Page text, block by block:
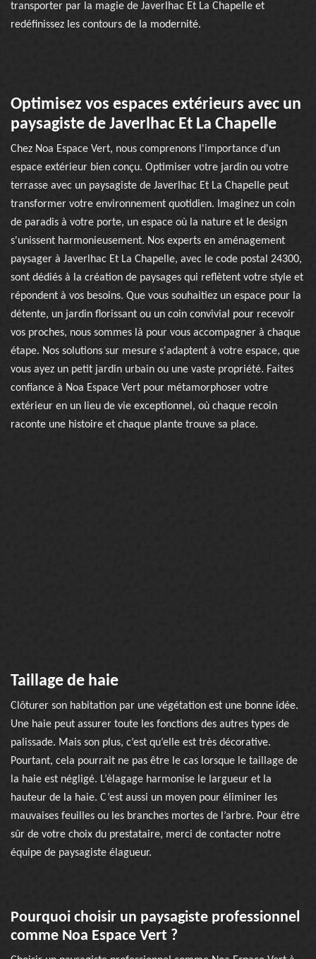
transporter par la magie de Javerlhac Et La Chapelle et
redéfinissez les contours de la modernité.
Optimisez vos espaces extérieurs avec un
paysagiste de Javerlhac Et La Chapelle
Chez Noa Espace Vert, nous comprenons l'importance d'un
espace extérieur bien conçu. Optimiser votre jardin ou votre
terrasse avec un paysagiste de Javerlhac Et La Chapelle peut
transformer votre environnement quotidien. Imaginez un coin
de paradis à votre porte, un espace où la nature et le design
s'unissent harmonieusement. Nos experts en aménagement
paysager à Javerlhac Et La Chapelle, avec le code postal 24300,
sont dédiés à la création de paysages qui reflètent votre style et
répondent à vos besoins. Que vous souhaitiez un espace pour la
détente, un jardin florissant ou un coin convivial pour recevoir
vos proches, nous sommes là pour vous accompagner à chaque
étape. Nos solutions sur mesure s'adaptent à votre espace, que
vous ayez un petit jardin urbain ou une vaste propriété. Faites
confiance à Noa Espace Vert pour métamorphoser votre
extérieur en un lieu de vie exceptionnel, où chaque recoin
raconte une histoire et chaque plante trouve sa place.
Taillage de haie
Clôturer son habitation par une végétation est une bonne idée.
Une haie peut assurer toute les fonctions des autres types de
palissade. Mais son plus, c’est qu’elle est très décorative.
Pourtant, cela pourrait ne pas être le cas lorsque le taillage de
la haie est négligé. L’élagage harmonise le largueur et la
hauteur de la haie. C’est aussi un moyen pour éliminer les
mauvaises feuilles ou les branches mortes de l’arbre. Pour être
sûr de votre choix du prestataire, merci de contacter notre
équipe de paysagiste élagueur.
Pourquoi choisir un paysagiste professionnel
comme Noa Espace Vert ?